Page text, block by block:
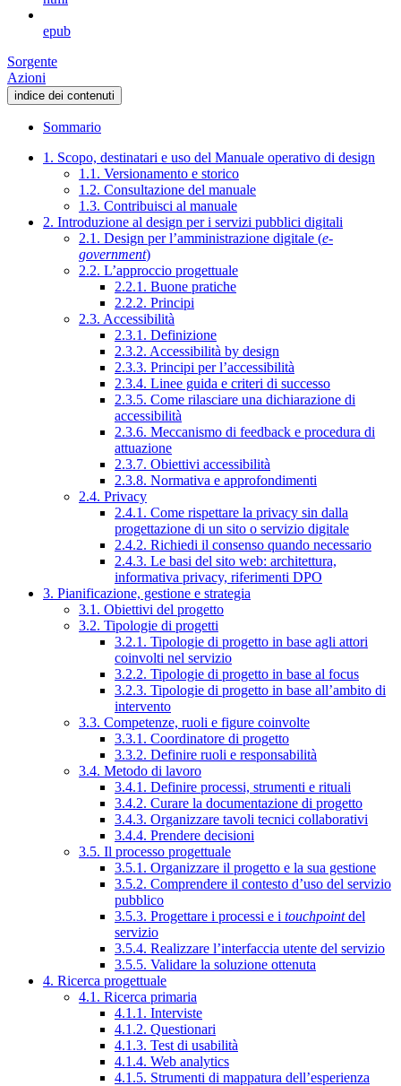
epub
Sorgente
Azioni
indice dei contenuti
Sommario
1. Scopo, destinatari e uso del Manuale operativo di design
1.1. Versionamento e storico
1.2. Consultazione del manuale
1.3. Contribuisci al manuale
2. Introduzione al design per i servizi pubblici digitali
2.1. Design per l’amministrazione digitale (e-
government)
2.2. L’approccio progettuale
2.2.1. Buone pratiche
2.2.2. Principi
2.3. Accessibilità
2.3.1. Definizione
2.3.2. Accessibilità by design
2.3.3. Principi per l’accessibilità
2.3.4. Linee guida e criteri di successo
2.3.5. Come rilasciare una dichiarazione di
accessibilità
2.3.6. Meccanismo di feedback e procedura di
attuazione
2.3.7. Obiettivi accessibilità
2.3.8. Normativa e approfondimenti
2.4. Privacy
2.4.1. Come rispettare la privacy sin dalla
progettazione di un sito o servizio digitale
2.4.2. Richiedi il consenso quando necessario
2.4.3. Le basi del sito web: architettura,
informativa privacy, riferimenti DPO
3. Pianificazione, gestione e strategia
3.1. Obiettivi del progetto
3.2. Tipologie di progetti
3.2.1. Tipologie di progetto in base agli attori
coinvolti nel servizio
3.2.2. Tipologie di progetto in base al focus
3.2.3. Tipologie di progetto in base all’ambito di
intervento
3.3. Competenze, ruoli e figure coinvolte
3.3.1. Coordinatore di progetto
3.3.2. Definire ruoli e responsabilità
3.4. Metodo di lavoro
3.4.1. Definire processi, strumenti e rituali
3.4.2. Curare la documentazione di progetto
3.4.3. Organizzare tavoli tecnici collaborativi
3.4.4. Prendere decisioni
3.5. Il processo progettuale
3.5.1. Organizzare il progetto e la sua gestione
3.5.2. Comprendere il contesto d’uso del servizio
pubblico
3.5.3. Progettare i processi e i touchpointdel
servizio
3.5.4. Realizzare l’interfaccia utente del servizio
3.5.5. Validare la soluzione ottenuta
4. Ricerca progettuale
4.1. Ricerca primaria
4.1.1. Interviste
4.1.2. Questionari
4.1.3. Test di usabilità
4.1.4. Web analytics
4.1.5. Strumenti di mappatura dell’esperienza